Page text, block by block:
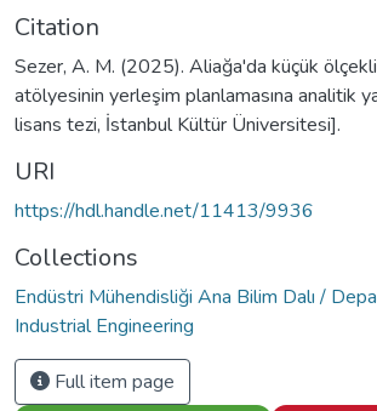
Citation
Sezer, A. M. (2025). Aliağa'da küçük
atölyesinin yerleşim planlamasına analitik
lisans tezi, İstanbul Kültür Üniversitesi].
URI
https://hdl.handle.net/11413/9936
Collections
Endüstri Mühendisliği Ana Bilim Dalı /
Industrial Engineering
Full item page